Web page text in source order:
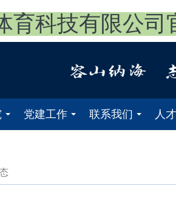
育科技有限公司
党建工作
联系我们
人